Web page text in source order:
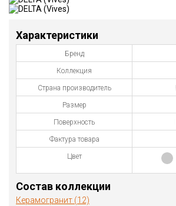
Характеристики
Бренд
Коллекция
Страна производитель
Размер
Поверхность
Фактура товара
Цвет
Состав коллекции
Керамогранит (12)